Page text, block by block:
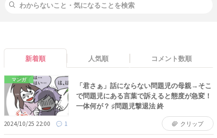
新着順 人気順 コメント数順
マンガ
「君さぁ」話にならない問題児の母親→そこ
で問題児にある言葉で訴えると態度が急変！
一体何が？ ♯問題児撃退法 終
2024/10/25 22:00 1 クリップ